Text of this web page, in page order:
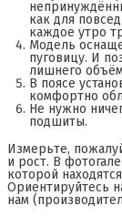
как для
каждое утро
Модель
пуговицу. И
лишнего
В поясе
комфортно
Не нужно
подшиты.
Измерьте,
и рост. В
которой
Ориентируйтесь
нам